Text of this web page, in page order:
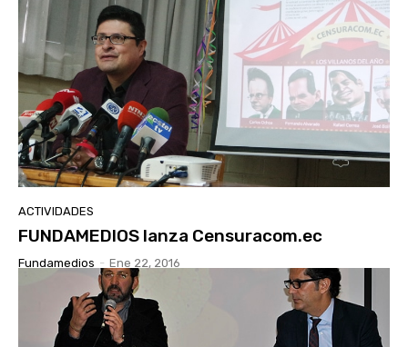
ACTIVIDADES
FUNDAMEDIOS lanza Censuracom.ec
Fundamedios - Ene 22, 2016